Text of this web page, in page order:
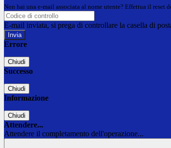
Non hai una e-mail associata al nome utente? Effettua il reset
E-mail inviata, si prega di controllare la casella di
Errore
Chiudi
Successo
Chiudi
Informazione
Chiudi
Attendere...
Attendere il completamento dell'operazione...